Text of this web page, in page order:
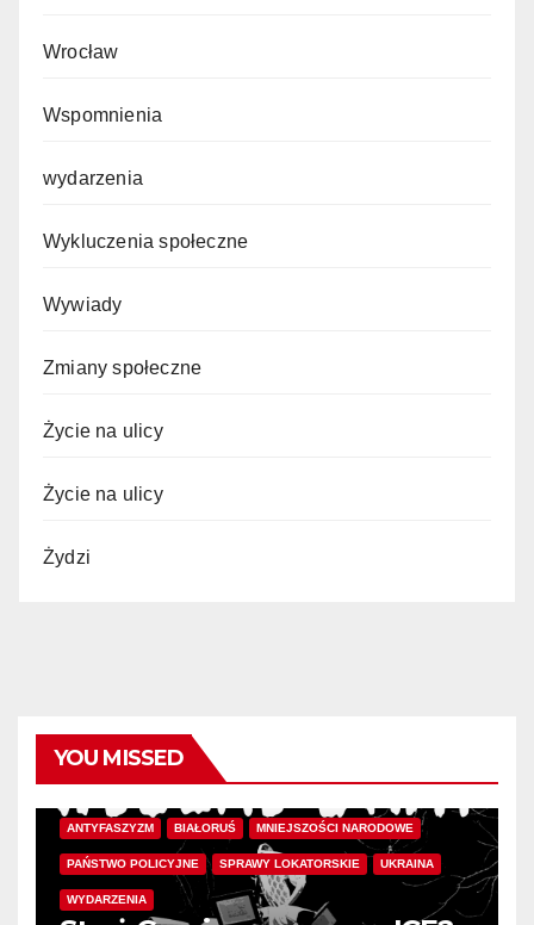
Wrocław
Wspomnienia
wydarzenia
Wykluczenia społeczne
Wywiady
Zmiany społeczne
Życie na ulicy
Życie na ulicy
Żydzi
YOU MISSED
ANTYFASZYZM BIAŁORUŚ MNIEJSZOŚCI NARODOWE
PAŃSTWO POLICYJNE SPRAWY LOKATORSKIE UKRAINA
WYDARZENIA